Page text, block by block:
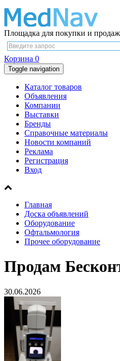
Площадка для покупки и
Корзина 0
Toggle navigation
Каталог товаров
Объявления
Компании
Выставки
Бренды
Справочные материалы
Новости компаний
Реклама
Регистрация
Вход
Главная
Доска объявлений
Оборудование
Офтальмология
Прочее оборудование
Продам
30.06.2026